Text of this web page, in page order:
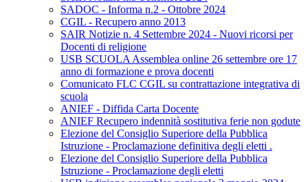
SADOC - Informa n.2 - Ottobre 2024
CGIL - Recupero anno 2013
SAIR Notizie n. 4 Settembre 2024 - Nuovi ricorsi per
Docenti di religione
USB SCUOLA Assemblea online 26 settembre ore 17
anno di formazione e prova docenti
Comunicato FLC CGIL su contrattazione integrativa di
scuola
ANIEF - Diffida Carta Docente
ANIEF Recupero indennità sostitutiva ferie non godute
Elezione del Consiglio Superiore della Pubblica
Istruzione - Proclamazione definitiva degli eletti .
Elezione del Consiglio Superiore della Pubblica
Istruzione - Proclamazione degli eletti